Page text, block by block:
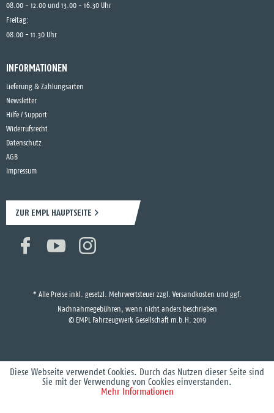
08.00 - 12.00 und 13.00 - 16.30 Uhr
Freitag:
08.00 - 11.30 Uhr
INFORMATIONEN
Lieferung & Zahlungsarten
Newsletter
Hilfe / Support
Widerrufsrecht
Datenschutz
AGB
Impressum
ZUR EMPL HAUPTSEITE
* Alle Preise inkl. gesetzl. Mehrwertsteuer zzgl. Versandkosten und ggf.
Nachnahmegebühren, wenn nicht anders beschrieben
© EMPL Fahrzeugwerk Gesellschaft m.b.H. 2019
Diese Webseite verwendet Cookies. Durch das Nutzen dieser Seite sind
Sie mit der Verwendung von Cookies einverstanden.
Mehr Informationen